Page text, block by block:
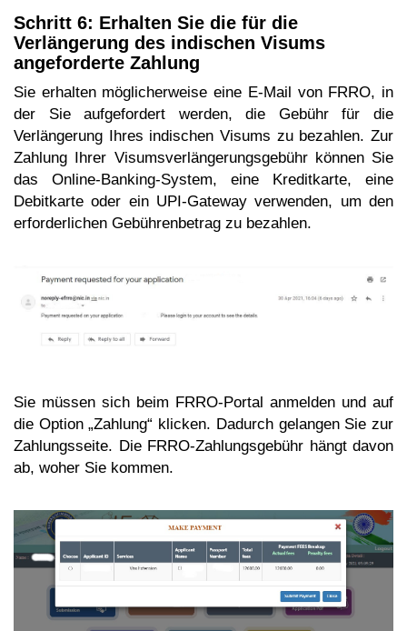
Schritt 6: Erhalten Sie die für die
Verlängerung des indischen Visums
angeforderte Zahlung
Sie erhalten möglicherweise eine E-Mail von FRRO, in
der Sie aufgefordert werden, die Gebühr für die
Verlängerung Ihres indischen Visums zu bezahlen. Zur
Zahlung Ihrer Visumsverlängerungsgebühr können Sie
das Online-Banking-System, eine Kreditkarte, eine
Debitkarte oder ein UPI-Gateway verwenden, um den
erforderlichen Gebührenbetrag zu bezahlen.
Sie müssen sich beim FRRO-Portal anmelden und auf
die Option „Zahlung“ klicken. Dadurch gelangen Sie zur
Zahlungsseite. Die FRRO-Zahlungsgebühr hängt davon
ab, woher Sie kommen.